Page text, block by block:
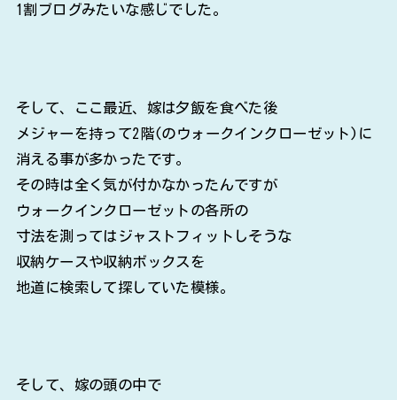
1割ブログみたいな感じでした。
そして、ここ最近、嫁は夕飯を食べた後
メジャーを持って2階(のウォークインクローゼット)に
消える事が多かったです。
その時は全く気が付かなかったんですが
ウォークインクローゼットの各所の
寸法を測ってはジャストフィットしそうな
収納ケースや収納ボックスを
地道に検索して探していた模様。
そして、嫁の頭の中で